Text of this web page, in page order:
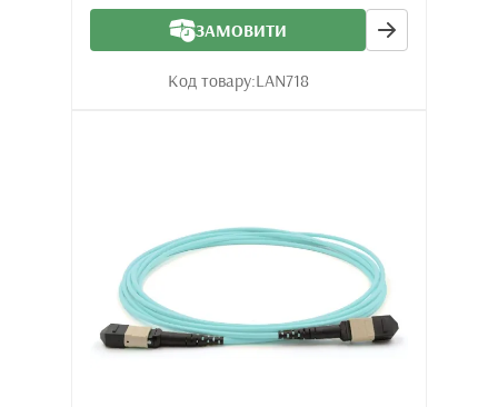
ЗАМОВИТИ
Код товару:LAN718